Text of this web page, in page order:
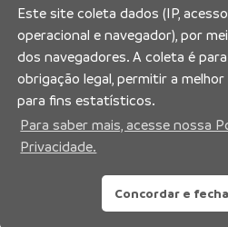
Prefeitura
Município de
Av. Brasil, 2971 –
CEP:
Este site coleta dados (IP,
operacional e navegador), por
dos navegadores. A coleta é
obrigação legal, permitir a
para fins estatísticos.
Para saber mais, acesse nossa
Privacidade.
Concordar e